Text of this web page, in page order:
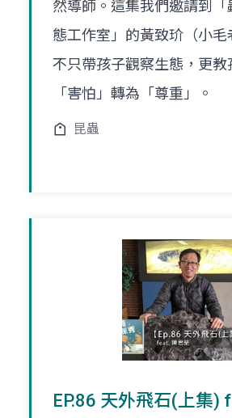
然導師。這集我們邀請到「
態工作室」的黃致玠（小毛
不只帶孩子觀察生態，更教
「害怕」轉為「尊重」。
昆蟲
EP.86 天外飛石(上集)